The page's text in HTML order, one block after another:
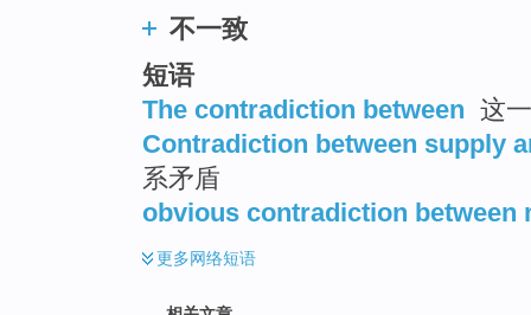
不一致
短语
The contradiction between 这
Contradiction between supply
系矛盾
obvious contradiction between
更多网络短语